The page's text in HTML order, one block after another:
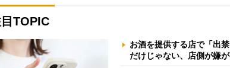
TOPIC
お酒を提供する店で「出
だけじゃない、店側が嫌